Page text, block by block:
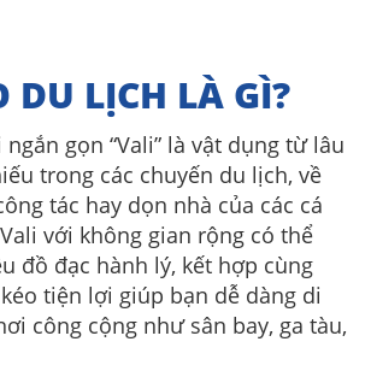
DU LỊCH LÀ GÌ?
gọn “Vali” là vật dụng từ lâu
trong các chuyến du lịch, về
tác hay dọn nhà của các cá
với không gian rộng có thể
đồ đạc hành lý, kết hợp cùng
tiện lợi giúp bạn dễ dàng di
công cộng như sân bay, ga tàu,